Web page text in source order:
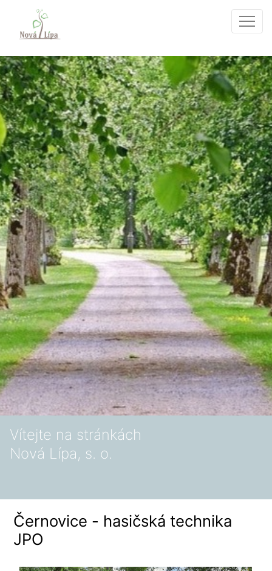
Vítejte na stránkách
Nová Lípa, s. o.
Černovice - hasičská technika
JPO